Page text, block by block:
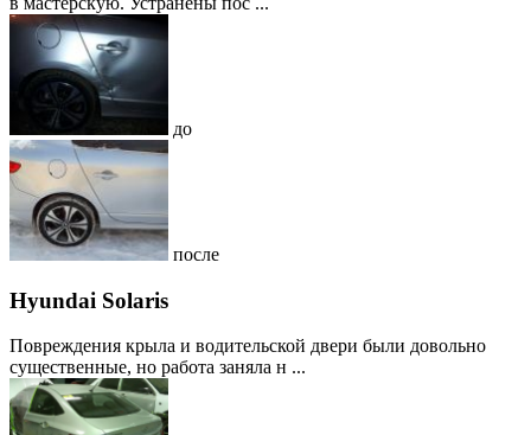
до
после
Hyundai Solaris
Повреждения крыла и водительской двери были довольно
существенные, но работа заняла н ...